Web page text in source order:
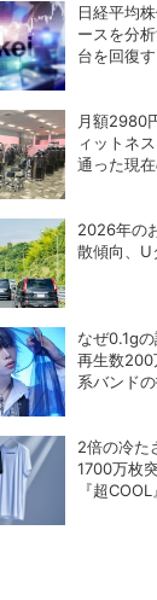
日経平均
ースを分
台を回復
月額2980
ィットネ
通った現
2026年の
散傾向、U
なぜ0.1g
再生数200
系バンド
2倍の冷た
1700万枚
『超